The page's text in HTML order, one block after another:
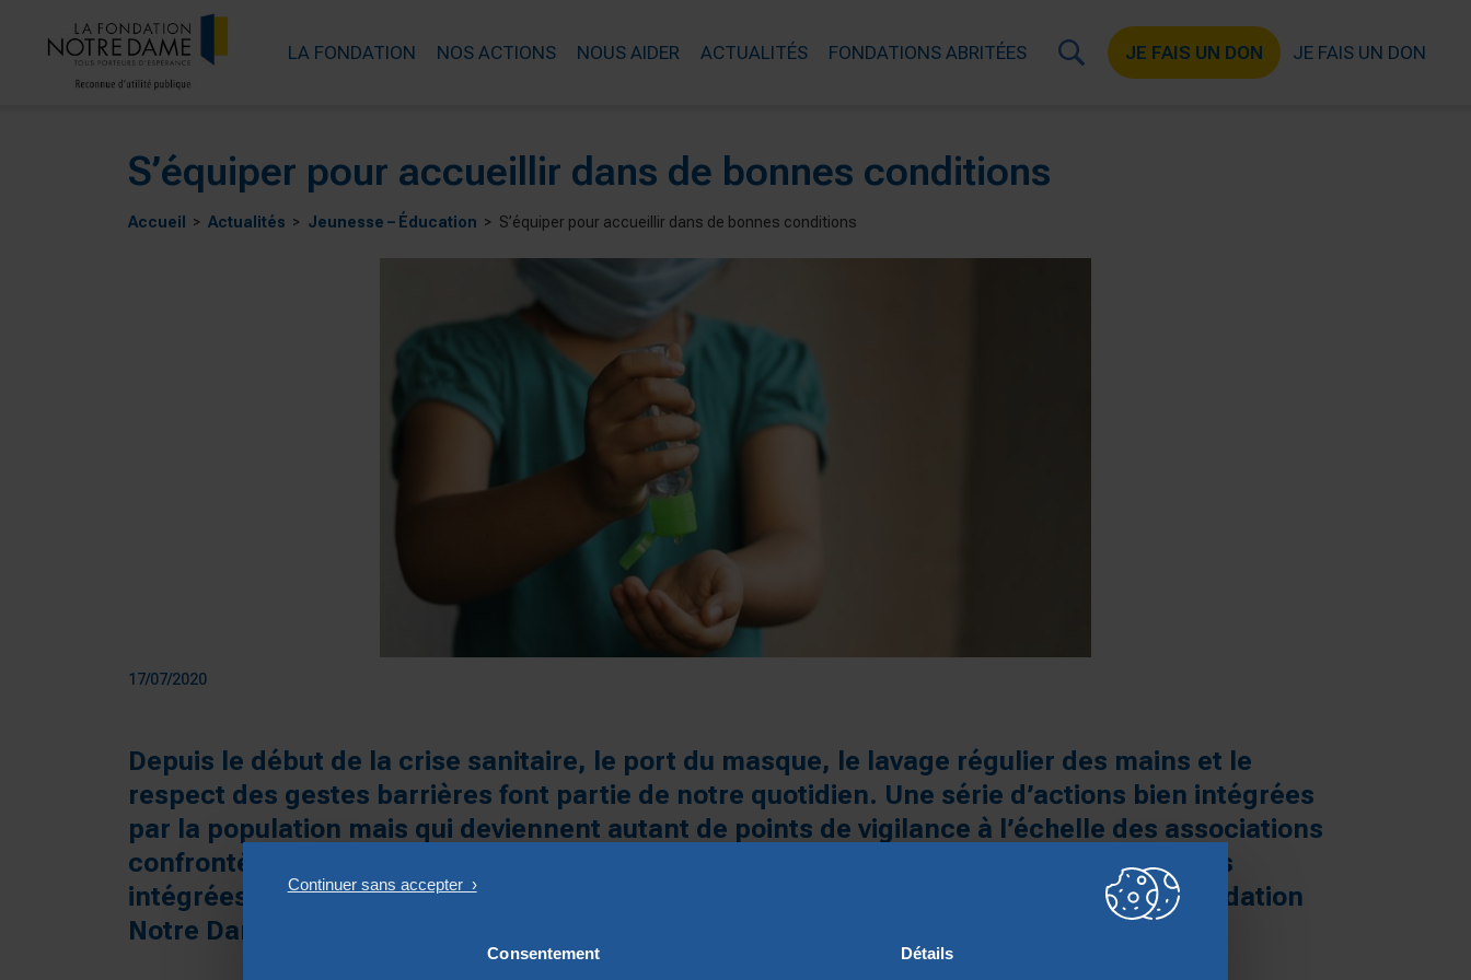
Consentement Détails
LA FONDATION NOS ACTIONS NOUS AIDER ACTUALITÉS FONDATIONS ABRITÉES JE FAIS UN DON JE FAIS UN DON
S’équiper pour accueillir dans de bonnes conditions
Accueil Actualités Jeunesse – Éducation S’équiper pour accueillir dans de bonnes conditions
17/07/2020
Depuis le début de la crise sanitaire, le port du masque, le lavage régulier des mains et le
respect des gestes barrières font partie de notre quotidien. Une série d’actions bien intégrées
par la population mais qui deviennent autant de points de vigilance à l’échelle des associations
confrontées à des achats obligatoires d’équipements. Des dépenses imprévues, parfois
intégrées aux projets deséjours d’été
des patronages parisiens, pour lesquelles la Fondation
Notre Dame apporte déjà un soutien de 10 000 €.